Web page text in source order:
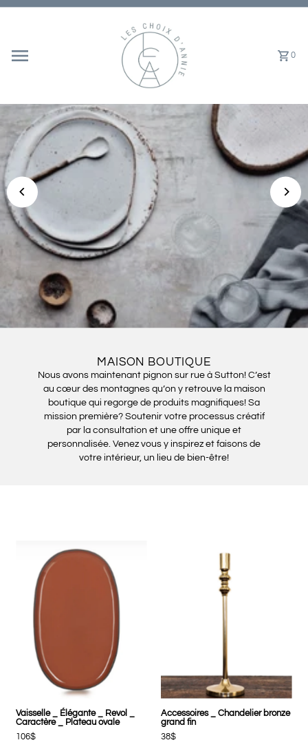
0
MAISON BOUTIQUE
Nous avons maintenant pignon sur rue à Sutton! C’est
au cœur des montagnes qu’on y retrouve la maison
boutique qui regorge de produits magnifiques! Sa
mission première? Soutenir votre processus créatif
par la consultation et une offre unique et
personnalisée. Venez vous y inspirez et faisons de
votre intérieur, un lieu de bien-être!
Vaisselle _ Élégante _ Revol _
Caractère _ Plateau ovale
106$
Accessoires _ Chandelier bronze
grand fin
38$